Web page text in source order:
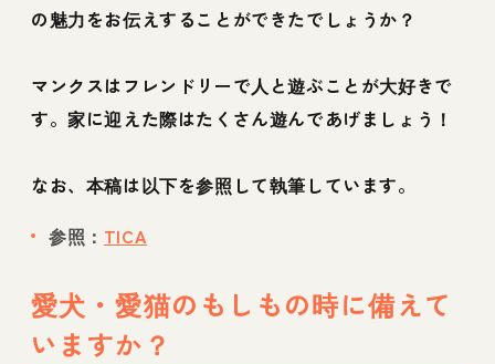
の魅力をお伝えすることができたでしょうか？
マンクスはフレンドリーで人と遊ぶことが大好きで
す。家に迎えた際はたくさん遊んであげましょう！
なお、本稿は以下を参照して執筆しています。
参照： TICA
愛犬・愛猫のもしもの時に備えて
いますか？